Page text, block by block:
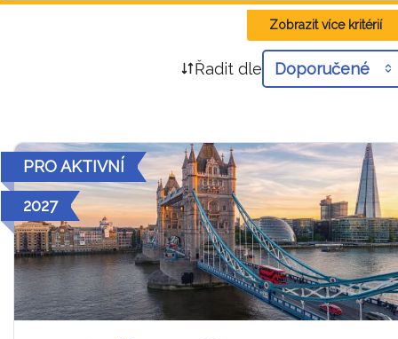
Zobrazit více kritérií
Řadit dle Doporučené
PRO AKTIVNÍ
2027